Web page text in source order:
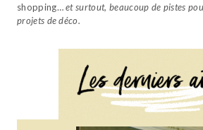
shopping…et surtout, beaucoup de pistes
projets de déco.